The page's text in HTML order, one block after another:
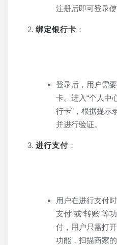
注册后即可登录使
绑定银行卡 ：
登录后，用户需
卡。进入“个人中
行卡”，根据提示
并进行验证。
进行支付 ：
用户在进行支付
支付”或“转账”等
付，用户只需打
功能，扫描商家